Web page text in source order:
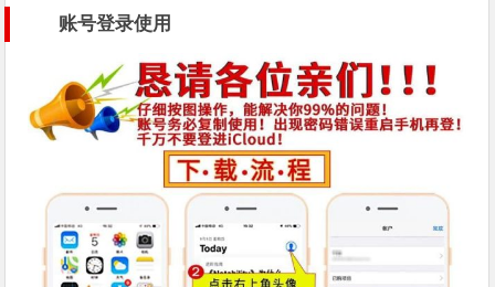
账号登录使用